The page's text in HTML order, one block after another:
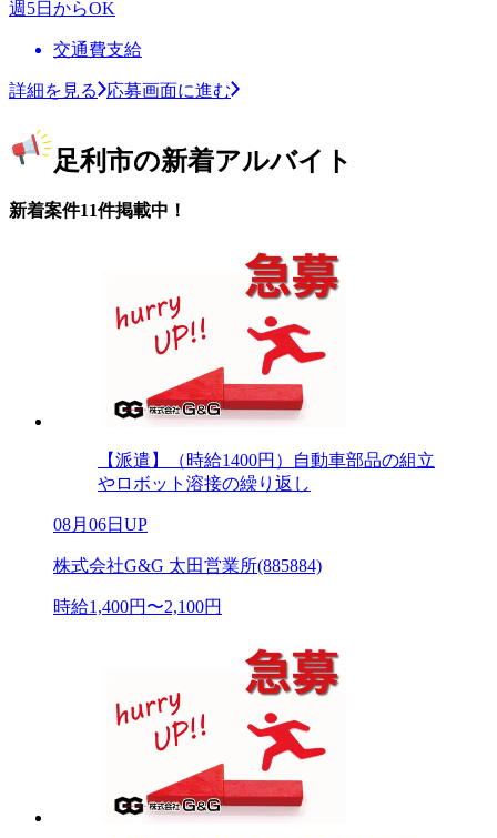
週5日からOK
交通費支給
詳細を見る 応募画面に進む
足利市の新着アルバイト
新着案件11件掲載中！
【派遣】（時給1400円）自動車部品の組立
やロボット溶接の繰り返し
08月06日UP
株式会社G&G 太田営業所(885884)
時給1,400円〜2,100円